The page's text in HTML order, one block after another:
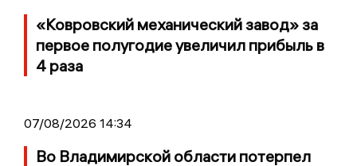
«Ковровский механический завод» за
первое полугодие увеличил прибыль в
4 раза
07/08/2026 14:34
Во Владимирской области потерпел